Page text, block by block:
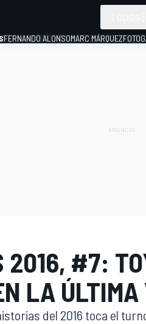
FERNANDO ALONSOMARC MÁRQUEZ
2016, #7:
LA ÚLTIMA
del 2016 toca el